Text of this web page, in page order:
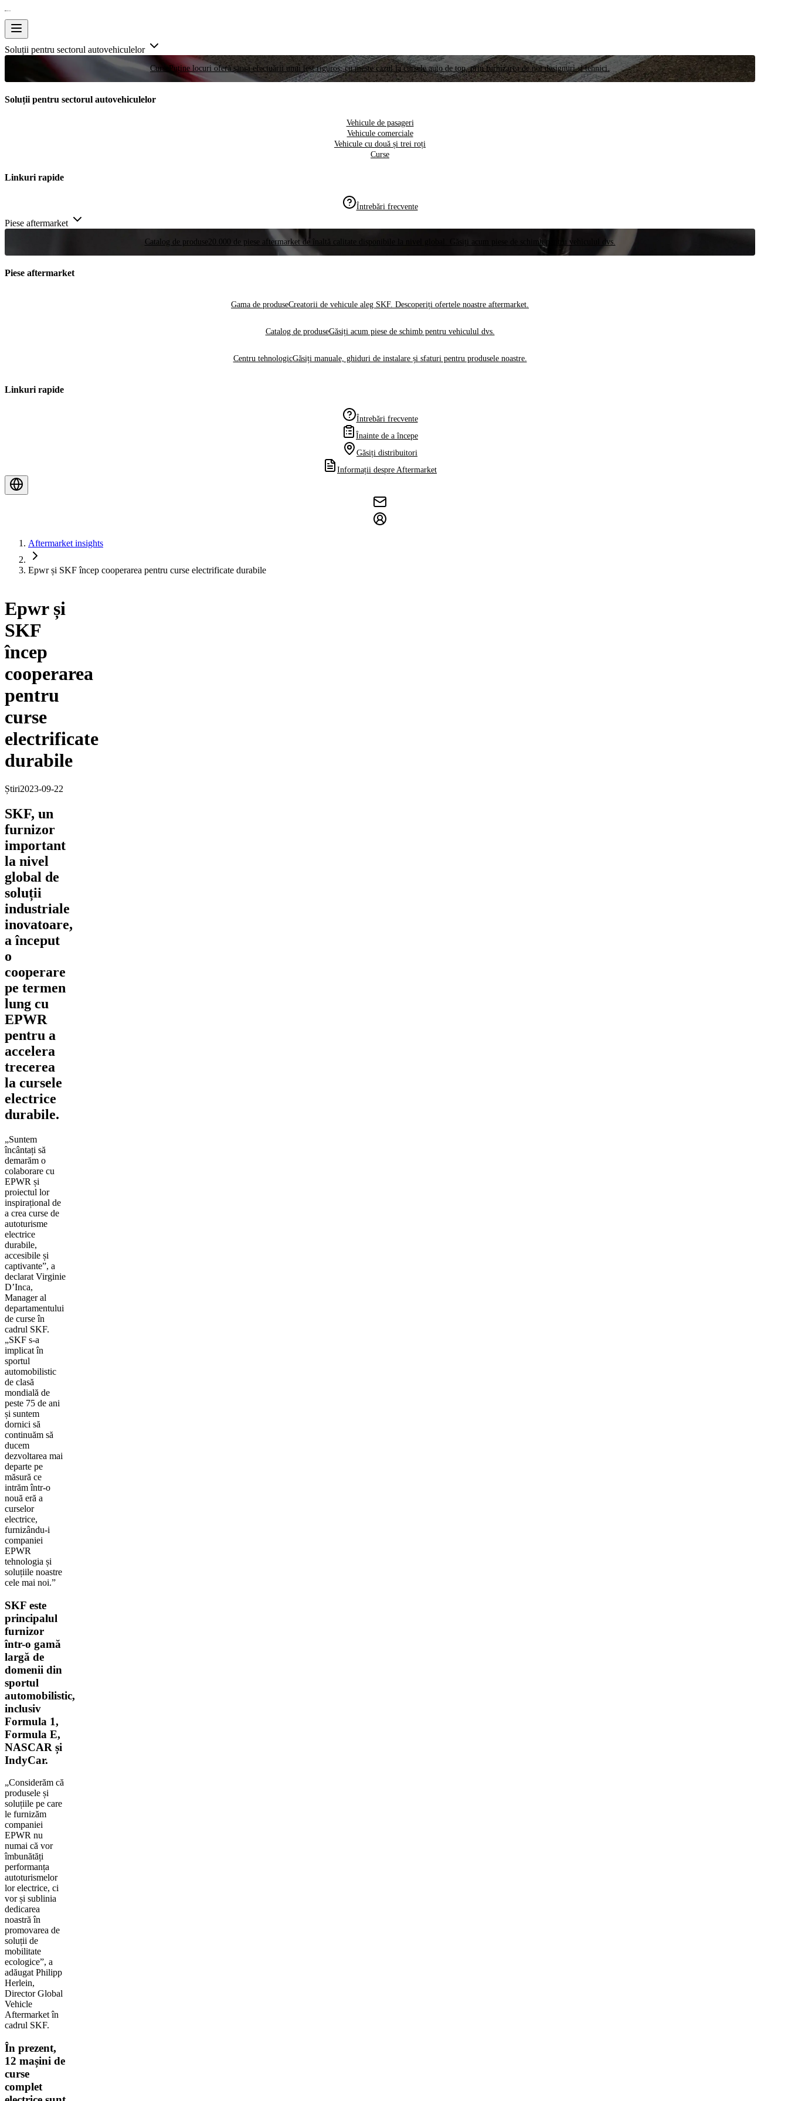
Soluții pentru sectorul autovehiculelor
Curse Puține locuri oferă șansa efectuării unui test riguros, cu meste cazul la cursele auto de top, prin furnizarea de noi designuri și tehnici.
Soluții pentru sectorul autovehiculelor
Vehicule de pasageri
Vehicule comerciale
Vehicule cu două și trei roți
Curse
Linkuri rapide
Întrebări frecvente
Piese aftermarket
Catalog de produse 20.000 de piese aftermarket de înaltă calitate disponibile la nivel global. Găsiți acum piese de schimb pentru vehiculul dvs.
Piese aftermarket
Gama de produseCreatorii de vehicule aleg SKF. Descoperiți ofertele noastre aftermarket.
Catalog de produseGăsiți acum piese de schimb pentru vehiculul dvs.
Centru tehnologicGăsiți manuale, ghiduri de instalare și sfaturi pentru produsele noastre.
Linkuri rapide
Întrebări frecvente
Înainte de a începe
Găsiți distribuitori
Informații despre Aftermarket
Aftermarket insights
Epwr și SKF încep cooperarea pentru curse electrificate durabile
Epwr și
SKF
încep
cooperarea
pentru
curse
electrificate
durabile
Știri2023-09-22
SKF, un
furnizor
important
la nivel
global de
soluții
industriale
inovatoare,
a început
o
cooperare
pe termen
lung cu
EPWR
pentru a
accelera
trecerea
la cursele
electrice
durabile.
„Suntem
încântați să
demarăm o
colaborare cu
EPWR și
proiectul lor
inspirațional de
a crea curse de
autoturisme
electrice
durabile,
accesibile și
captivante”, a
declarat Virginie
D’Inca,
Manager al
departamentului
de curse în
cadrul SKF.
„SKF s-a
implicat în
sportul
automobilistic
de clasă
mondială de
peste 75 de ani
și suntem
dornici să
continuăm să
ducem
dezvoltarea mai
departe pe
măsură ce
intrăm într-o
nouă eră a
curselor
electrice,
furnizându-i
companiei
EPWR
tehnologia și
soluțiile noastre
cele mai noi.”
SKF este
principalul
furnizor
într-o gamă
largă de
domenii din
sportul
automobilistic,
inclusiv
Formula 1,
Formula E,
NASCAR și
IndyCar.
„Considerăm că
produsele și
soluțiile pe care
le furnizăm
companiei
EPWR nu
numai că vor
îmbunătăți
performanța
autoturismelor
lor electrice, ci
vor și sublinia
dedicarea
noastră în
promovarea de
soluții de
mobilitate
ecologice”, a
adăugat Philipp
Herlein,
Director Global
Vehicle
Aftermarket în
cadrul SKF.
În prezent,
12 mașini de
curse
complet